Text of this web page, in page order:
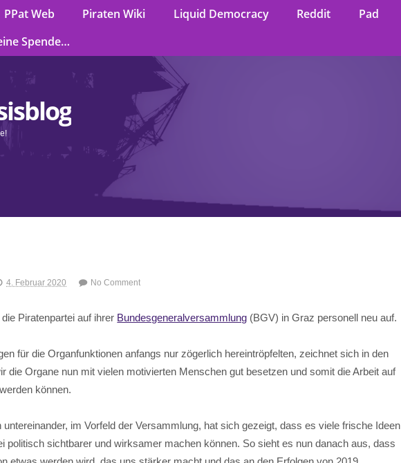
PPat Web Piraten Wiki Liquid Democracy Reddit Pad
Spende…
4. Februar 2020 No Comment
Piratenpartei auf ihrer Bundesgeneralversammlung (BGV) in Graz personell neu auf.
für die Organfunktionen anfangs nur zögerlich hereintröpfelten, zeichnet sich in den
die Organe nun mit vielen motivierten Menschen gut besetzen und somit die Arbeit auf
können.
im Vorfeld der Versammlung, hat sich gezeigt, dass es viele frische Ideen
politisch sichtbarer und wirksamer machen können. So sieht es nun danach aus, dass